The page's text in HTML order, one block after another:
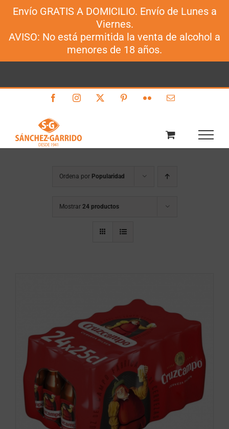
Envío GRATIS A DOMICILIO. Envío de Lunes a
Viernes.
AVISO: No está permitida la venta de alcohol a
menores de 18 años.
FacebookInstagram PinterestFlickr Correo
Ordena por Popularidad
Mostrar 24 productos
Sánchez-Garrido